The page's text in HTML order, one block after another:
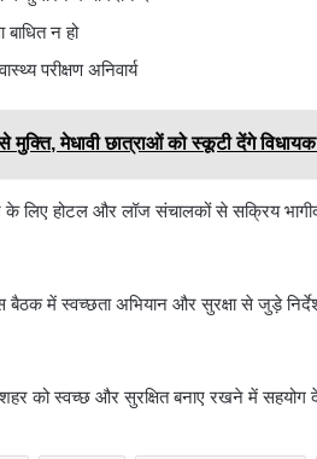
न हो
परीक्षण अनिवार्य
मुक्ति, मेधावी छात्राओं को स्कूटी देंगे
के लिए होटल और लॉज संचालकों से सक्रिय
बैठक में स्वच्छता अभियान और सुरक्षा से जुड़े
को स्वच्छ और सुरक्षित बनाए रखने में सहयोग